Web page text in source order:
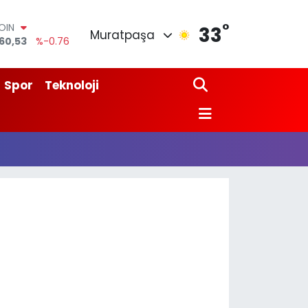
%-0.76
%0.17
Muratpaşa 33°
Spor
Teknoloji